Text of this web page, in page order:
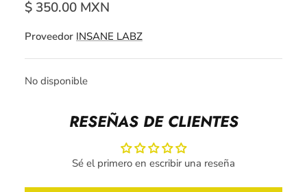
$ 350.00 MXN
Proveedor INSANE LABZ
No disponible
RESEÑAS DE CLIENTES
Sé el primero en escribir una reseña